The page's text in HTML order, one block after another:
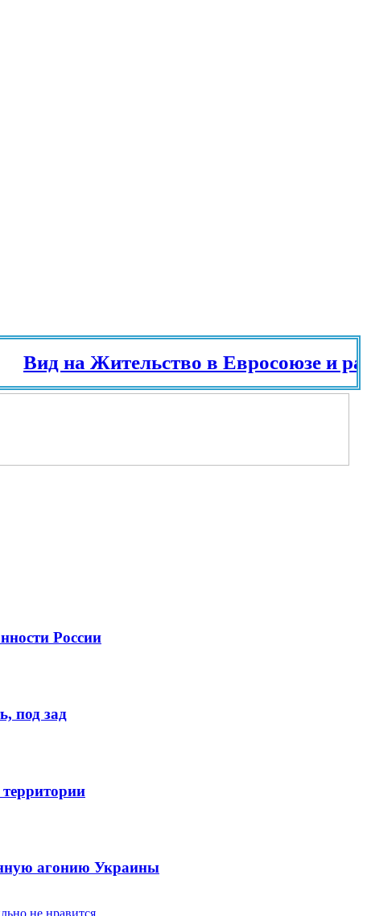
на Жительство в Евросоюзе и
России
под зад
агонию Украины